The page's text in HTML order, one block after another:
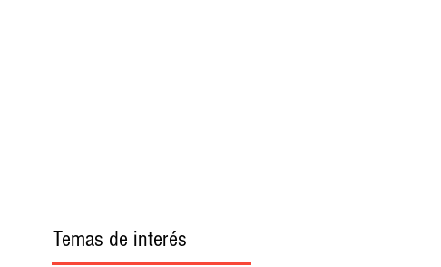
Temas de interés